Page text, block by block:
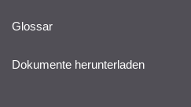
Glossar
Dokumente herunterladen